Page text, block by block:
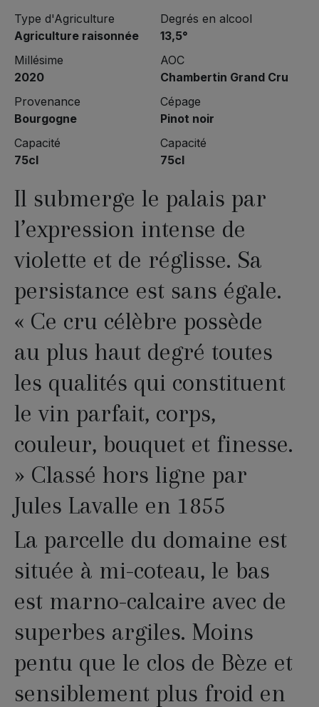
Type d'Agriculture
Agriculture raisonnée
Millésime
2020
Provenance
Bourgogne
Capacité
75cl
Degrés en alcool
13,5°
AOC
Chambertin Grand Cru
Cépage
Pinot noir
Capacité
75cl
Il submerge le palais par
l’expression intense de
violette et de réglisse. Sa
persistance est sans égale.
« Ce cru célèbre possède
au plus haut degré toutes
les qualités qui constituent
le vin parfait, corps,
couleur, bouquet et finesse.
» Classé hors ligne par
Jules Lavalle en 1855
La parcelle du domaine est
située à mi-coteau, le bas
est marno-calcaire avec de
superbes argiles. Moins
pentu que le clos de Bèze et
sensiblement plus froid en